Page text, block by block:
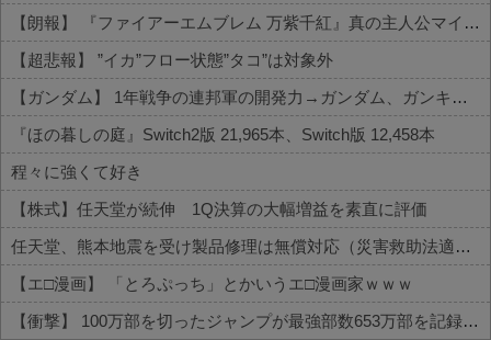
【朗報】 『ファイアーエムブレム 万紫千紅』真の主人公マイユニはキャラメイクが可能
【超悲報】 ”イカ”フロー状態”タコ”は対象外
【ガンダム】 1年戦争の連邦軍の開発力→ガンダム、ガンキャノン、ガンタンク、ジム、ボール
『ほの暮しの庭』Switch2版 21,965本、Switch版 12,458本
程々に強くて好き
【株式】任天堂が続伸 1Q決算の大幅増益を素直に評価
任天堂、熊本地震を受け製品修理は無償対応（災害救助法適用地域）
【エ□漫画】 「とろぷっち」とかいうエ□漫画家ｗｗｗ
【衝撃】 100万部を切ったジャンプが最強部数653万部を記録した時の週刊少年ジャンプの面子がヤバすぎる